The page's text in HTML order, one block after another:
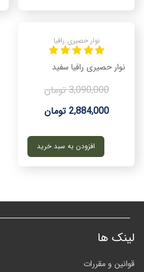
نوار حصیری رافیا
نوار حصیری رافیا سفید
2,884,000 تومان
3,090,000 تومان
افزودن به سبد خرید
لینک ها
قوانین و مقررات